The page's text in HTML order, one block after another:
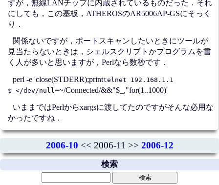
すが，無線LANチップに内蔵されているものだった．それ
にしても，この基板，ATHEROSのAR5006AP-GSにそっく
り．
関係ないですが，ポートスキャンしたいときにツールが
見当たらないときは，シェルスクリプトかプログラムを書
く人が多いと思いますが，Perlなら数秒です．
perl -e 'close(STDERR);printtelnet 192.168.1.1
$_</dev/null=~/Connected/&&"$_,"for(1..1000)'
いままではPerlからxargsに渡してたのですがそんな必用な
かったですね．
2006-10 << 2006-11 >> 2006-12
検索